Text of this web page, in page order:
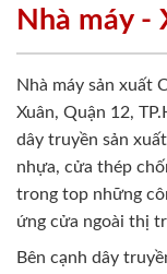
Nhà máy -
Nhà máy sản xuất
Xuân, Quận 12,
dây truyền sản
nhựa, cửa thép
trong top những
ứng cửa ngoài thị
Bên cạnh dây